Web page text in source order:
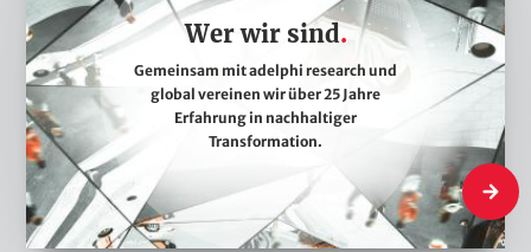
w
i
r
s
i
n
d
Wer wir sind
Gemeinsam mit adelphi research und
global vereinen wir über 25 Jahre
Erfahrung in nachhaltiger
Transformation.
Wer